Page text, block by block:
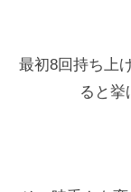
最初8回持ち上
ると挙